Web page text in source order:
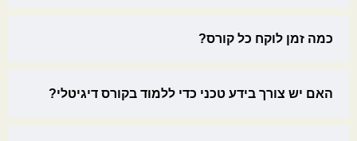
כמה זמן לוקח כל קורס?
האם יש צורך בידע טכני כדי ללמוד בקורס דיגיטלי?